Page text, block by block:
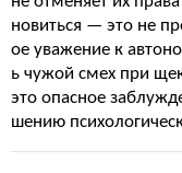
новиться — это не
ое уважение к
ь чужой смех при
это опасное
шению